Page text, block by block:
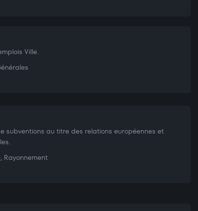
Ville.
subventions au titre des relations européennes et
Rayonnement